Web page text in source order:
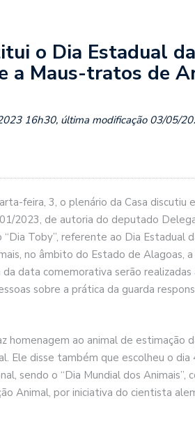
o Dia Estadual
a Maus-tratos de
16h30, última modificação 03/05/
feira, 3, o plenário da Casa discutiu
2023, de autoria do deputado
Toby”, referente ao Dia Estadual
no âmbito do Estado de Alagoas, a
data comemorativa serão
sobre a prática da guarda
ao animal de estimação
Ele disse também que escolheu o
sendo o “Dia Mundial dos Animais”,
Animal, por iniciativa do cientista